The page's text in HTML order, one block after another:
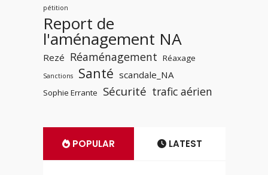
pétition
Report de
l'aménagement NA
Rezé Réaménagement Réaxage
Sanctions Santé scandale_NA
Sophie Errante Sécurité trafic aérien
POPULAR LATEST